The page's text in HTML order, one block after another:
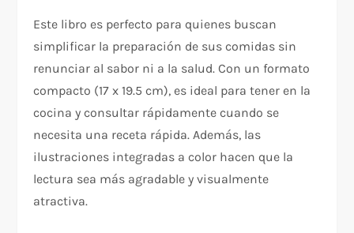
Este libro es perfecto para quienes buscan
simplificar la preparación de sus comidas sin
renunciar al sabor ni a la salud. Con un formato
compacto (17 x 19.5 cm), es ideal para tener en la
cocina y consultar rápidamente cuando se
necesita una receta rápida. Además, las
ilustraciones integradas a color hacen que la
lectura sea más agradable y visualmente
atractiva.